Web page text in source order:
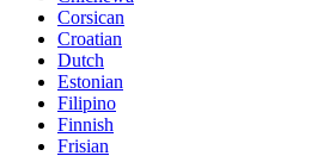
Corsican
Croatian
Dutch
Estonian
Filipino
Finnish
Frisian